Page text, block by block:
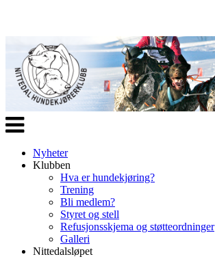
Veksle
navigasjon
Nyheter
Klubben
Hva er hundekjøring?
Trening
Bli medlem?
Styret og stell
Refusjonsskjema og støtteordninger
Galleri
Nittedalsløpet